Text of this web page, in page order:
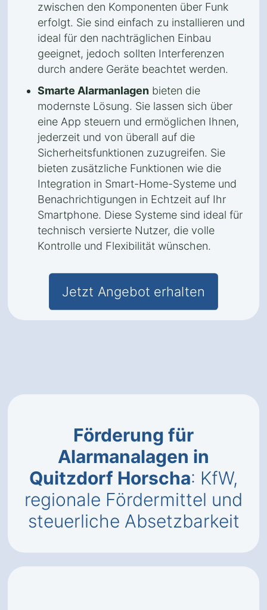
zwischen den Komponenten über Funk
erfolgt. Sie sind einfach zu installieren und
ideal für den nachträglichen Einbau
geeignet, jedoch sollten Interferenzen
durch andere Geräte beachtet werden.
Smarte Alarmanlagen bieten die
modernste Lösung. Sie lassen sich über
eine App steuern und ermöglichen Ihnen,
jederzeit und von überall auf die
Sicherheitsfunktionen zuzugreifen. Sie
bieten zusätzliche Funktionen wie die
Integration in Smart-Home-Systeme und
Benachrichtigungen in Echtzeit auf Ihr
Smartphone. Diese Systeme sind ideal für
technisch versierte Nutzer, die volle
Kontrolle und Flexibilität wünschen.
Jetzt Angebot erhalten
Förderung für
Alarmanalagen in
Quitzdorf Horscha: KfW,
regionale Fördermittel und
steuerliche Absetzbarkeit